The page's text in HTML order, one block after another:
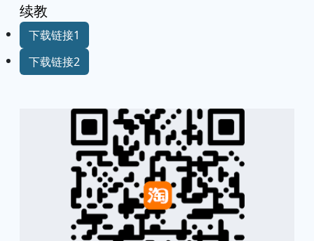
续教
下载链接1
下载链接2